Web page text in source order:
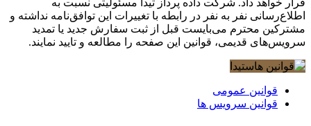
اطلاع‌رسانی نفر به نفر در رابطه با تغییرات این توافق‌نامه نداشته و
مشترکین محترم می‌بایست قبل از ثبت سفارش جدید یا تمدید
سرویس‌های قدیمی، قوانین این صفحه را مطالعه و تایید نمایند.
قوانین عمومی
قوانین سرویس ها